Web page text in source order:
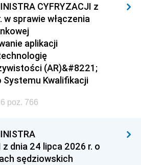
CYFRYZACJI z
w sprawie włączenia
aplikacji
(AR)&#8221;
Kwalifikacji
poz. 766
z dnia 24 lipca 2026 r. o
sędziowskich